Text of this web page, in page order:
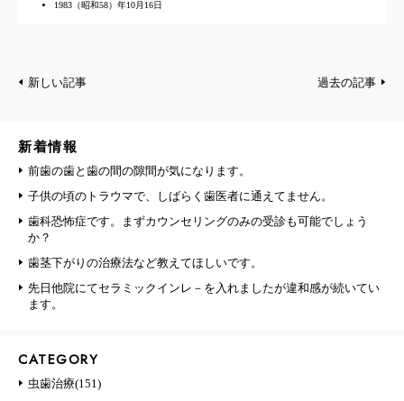
1983（昭和58）年10月16日
新しい記事 過去の記事
新着情報
前歯の歯と歯の間の隙間が気になります。
子供の頃のトラウマで、しばらく歯医者に通えてません。
歯科恐怖症です。まずカウンセリングのみの受診も可能でしょう
か？
歯茎下がりの治療法など教えてほしいです。
先日他院にてセラミックインレ－を入れましたが違和感が続いてい
ます。
CATEGORY
虫歯治療(151)